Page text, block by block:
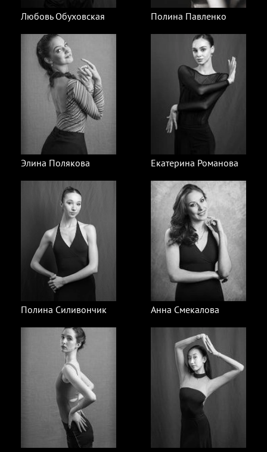
Любовь Обуховская Полина Павленко
Элина Полякова Екатерина Романова
Полина Силивончик Анна Смекалова